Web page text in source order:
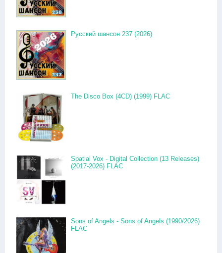
Русский шансон 237 (2026)
The Disco Box (4CD) (1999) FLAC
Spatial Vox - Digital Collection (13 Releases)
(2017-2026) FLAC
Sons of Angels - Sons of Angels (1990/2026)
FLAC